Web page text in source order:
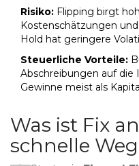
Risiko: Flipping birgt
Kostenschätzungen
Hold hat geringere
Steuerliche Vorteile:
Abschreibungen auf die
Gewinne meist als
Was ist Fix
schnelle